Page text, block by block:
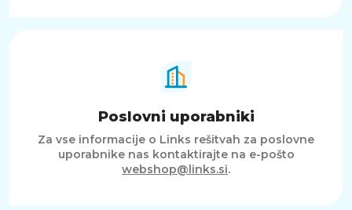
Poslovni uporabniki
Za vse informacije o Links rešitvah za poslovne
uporabnike nas kontaktirajte na e-pošto
webshop@links.si.